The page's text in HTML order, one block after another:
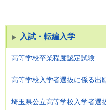
入試・転編入学
高等学校卒業程度認定試験
高等学校入学者選抜に係る出
埼玉県公立高等学校入学者選